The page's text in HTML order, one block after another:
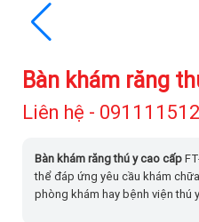
Bàn khám răng
Liên hệ -
Bàn khám răng thú y cao cấp
thể đáp ứng yêu cầu khám
phòng khám hay bệnh viện thú